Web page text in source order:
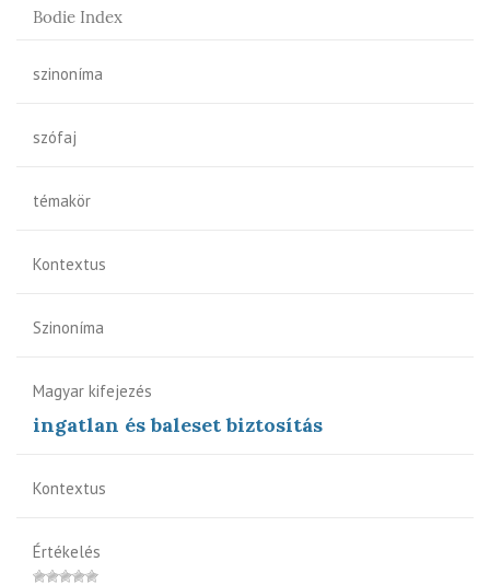
Bodie Index
szinoníma
szófaj
témakör
Kontextus
Szinoníma
Magyar kifejezés
ingatlan és baleset biztosítás
Kontextus
Értékelés